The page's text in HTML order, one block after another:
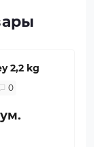
2,2 kg
0